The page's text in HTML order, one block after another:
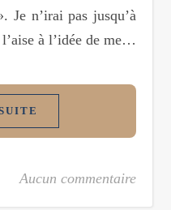
Je n’irai pas jusqu’à
à l’idée de me…
Aucun commentaire